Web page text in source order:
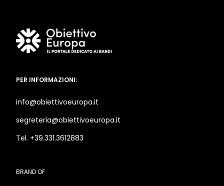
PER INFORMAZIONI:
info@obiettivoeuropa.it
segreteria@obiettivoeuropa.it
Tel. +39.331.3612883
BRAND OF